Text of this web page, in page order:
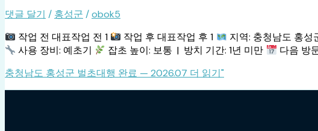
댓글 달기 / 홍성군 /obok5
작업 전 대표작업 전 1
작업 후 대표작업 후 1 지역: 충청남도 홍성
사용 장비: 예초기
잡초 높이: 보통 | 방치 기간: 1년 미만
다음 방
충청남도 홍성군 벌초대행 완료 — 2026.07 더 읽기"